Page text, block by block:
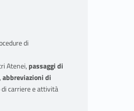
di
Atenei, passaggi di
abbreviazioni di
carriere e attività